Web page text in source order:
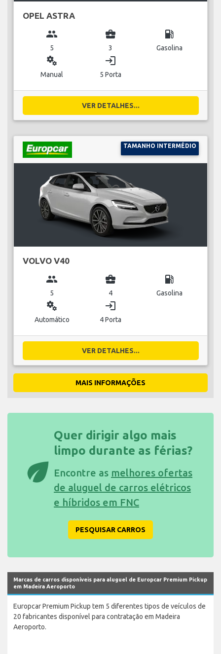
OPEL ASTRA
group
5
business_center
3
local_gas_station
Gasolina
miscellaneous_services
Manual
login
5 Porta
VER DETALHES...
TAMANHO INTERMÉDIO
VOLVO V40
group
5
business_center
4
local_gas_station
Gasolina
miscellaneous_services
Automático
login
4 Porta
VER DETALHES...
MAIS INFORMAÇÕES
eco
Quer dirigir algo mais
limpo durante as férias?
Encontre as melhores ofertas
de aluguel de carros elétricos
e híbridos em FNC
PESQUISAR CARROS
Marcas de carros disponíveis para aluguel de Europcar Premium Pickup
em Madeira Aeroporto
Europcar Premium Pickup tem 5 diferentes tipos de veículos de
20 fabricantes disponível para contratação em Madeira
Aeroporto.